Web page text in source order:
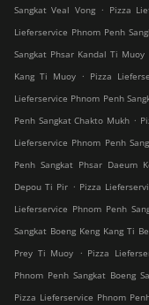
Sangkat Veal Vong . Pizza
Lieferservice Phnom Penh
Sangkat Phsar Kandal Ti Muoy
Kang Ti Muoy
. Pizza
Lieferservice Phnom Penh
Penh Sangkat Chakto Mukh .
Lieferservice Phnom Penh
Penh Sangkat Phsar Daeum
Depou Ti Pir . Pizza
Lieferservice Phnom Penh
Sangkat Boeng Keng Kang Ti
Prey Ti Muoy
. Pizza
Phnom Penh Sangkat Boeng
Pizza Lieferservice Phnom